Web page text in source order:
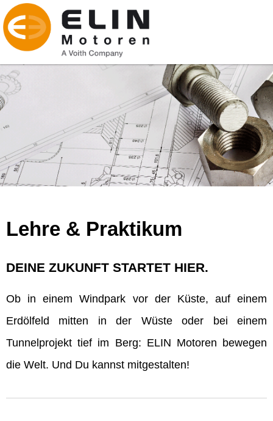
Lehre & Praktikum
DEINE ZUKUNFT STARTET HIER.
Ob in einem Windpark vor der Küste, auf einem
Erdölfeld mitten in der Wüste oder bei einem
Tunnelprojekt tief im Berg: ELIN Motoren bewegen
die Welt. Und Du kannst mitgestalten!